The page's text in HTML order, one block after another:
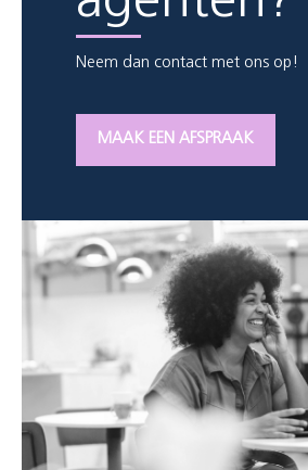
Neem dan contact met ons op!
MAAK EEN AFSPRAAK